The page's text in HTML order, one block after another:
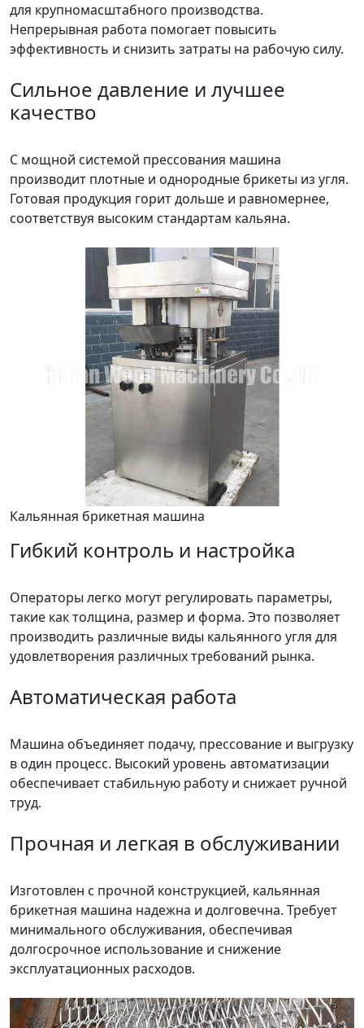
для крупномасштабного производства.
Непрерывная работа помогает повысить
эффективность и снизить затраты на рабочую силу.
Сильное давление и лучшее
качество
С мощной системой прессования машина
производит плотные и однородные брикеты из угля.
Готовая продукция горит дольше и равномернее,
соответствуя высоким стандартам кальяна.
Кальянная брикетная машина
Гибкий контроль и настройка
Операторы легко могут регулировать параметры,
такие как толщина, размер и форма. Это позволяет
производить различные виды кальянного угля для
удовлетворения различных требований рынка.
Автоматическая работа
Машина объединяет подачу, прессование и выгрузку
в один процесс. Высокий уровень автоматизации
обеспечивает стабильную работу и снижает ручной
труд.
Прочная и легкая в обслуживании
Изготовлен с прочной конструкцией, кальянная
брикетная машина надежна и долговечна. Требует
минимального обслуживания, обеспечивая
долгосрочное использование и снижение
эксплуатационных расходов.